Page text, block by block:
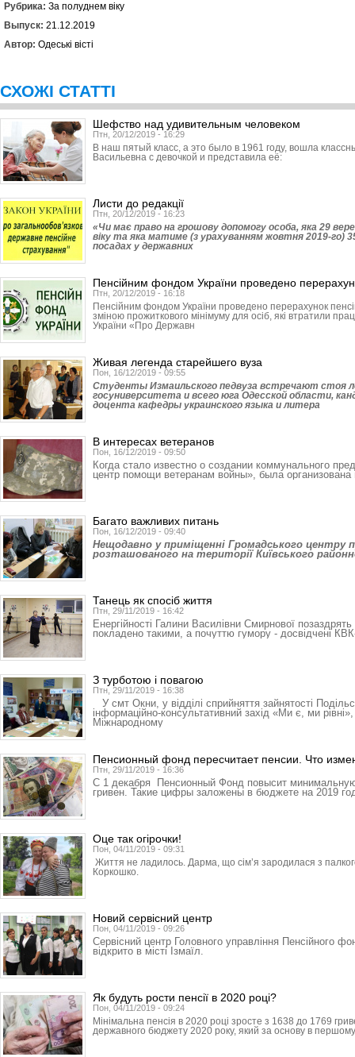
Рубрика: За полуднем віку
Выпуск: 21.12.2019
Автор: Одеські вісті
СХОЖІ СТАТТІ
Шефство над удивительным человеком
Птн, 20/12/2019 - 16:29
В наш пятый класс, а это было в 1961 году, вошла
Васильевна с девочкой и представила её:
Листи до редакції
Птн, 20/12/2019 - 16:23
«Чи має право на грошову допомогу особа, яка 29
віку та яка матиме (з урахуванням жовтня 2019-го)
посадах у державних
Пенсійним фондом України проведено
Птн, 20/12/2019 - 16:18
Пенсійним фондом України проведено перерахунок
зміною прожиткового мінімуму для осіб, які втратили
України «Про Державн
Живая легенда старейшего вуза
Пон, 16/12/2019 - 09:55
Студенты Измаильского педвуза встречают стоя
госуниверситета и всего юга Одесской области,
доцента кафедры украинского языка и литера
В интересах ветеранов
Пон, 16/12/2019 - 09:50
Когда стало известно о создании коммунального
центр помощи ветеранам войны», была организована
Багато важливих питань
Пон, 16/12/2019 - 09:40
Нещодавно у приміщенні Громадського центру
розташованого на території Київського
Танець як спосіб життя
Птн, 29/11/2019 - 16:42
Енергійності Галини Василівни Смирнової позаздрять
покладено такими, а почуттю гумору - досвідчені
З турботою і повагою
Птн, 29/11/2019 - 16:38
У смт Окни, у відділі сприйняття зайнятості
інформаційно-консультативний захід «Ми є, ми
Міжнародному
Пенсионный фонд пересчитает пенсии. Что
Птн, 29/11/2019 - 16:36
С 1 декабря Пенсионный Фонд повысит
гривен. Такие цифры заложены в бюджете на 2019
Оце так огірочки!
Пон, 04/11/2019 - 09:31
Життя не ладилось. Дарма, що сім’я зародилася з
Коркошко.
Новий сервісний центр
Пон, 04/11/2019 - 09:26
Сервісний центр Головного управління Пенсійного
відкрито в місті Ізмаїл.
Як будуть рости пенсії в 2020 році?
Пон, 04/11/2019 - 09:24
Мінімальна пенсія в 2020 році зросте з 1638 до 1769
державного бюджету 2020 року, який за основу в